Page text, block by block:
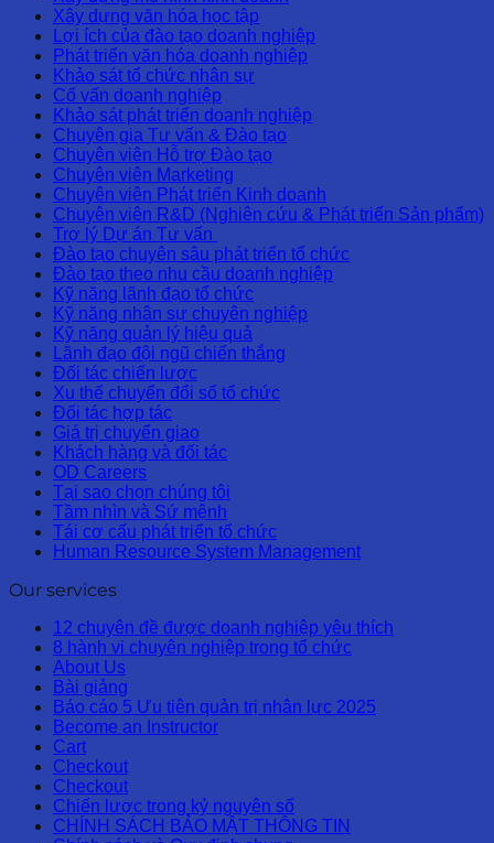
Xây dựng văn hóa học tập
Lợi ích của đào tạo doanh nghiệp
Phát triển văn hóa doanh nghiệp
Khảo sát tổ chức nhân sự
Cố vấn doanh nghiệp
Khảo sát phát triển doanh nghiệp
Chuyên gia Tư vấn & Đào tạo
Chuyên viên Hỗ trợ Đào tạo
Chuyên viên Marketing
Chuyên viên Phát triển Kinh doanh
Chuyên viên R&D (Nghiên cứu & Phát triển Sản phẩm)
Trợ lý Dự án Tư vấn
Đào tạo chuyên sâu phát triển tổ chức
Đào tạo theo nhu cầu doanh nghiệp
Kỹ năng lãnh đạo tổ chức
Kỹ năng nhân sự chuyên nghiệp
Kỹ năng quản lý hiệu quả
Lãnh đạo đội ngũ chiến thắng
Đối tác chiến lược
Xu thế chuyển đổi số tổ chức
Đối tác hợp tác
Giá trị chuyển giao
Khách hàng và đối tác
OD Careers
Tại sao chọn chúng tôi
Tầm nhìn và Sứ mệnh
Tái cơ cấu phát triển tổ chức
Human Resource System Management
Our services
12 chuyên đề được doanh nghiệp yêu thích
8 hành vi chuyên nghiệp trong tổ chức
About Us
Bài giảng
Báo cáo 5 Ưu tiên quản trị nhân lực 2025
Become an Instructor
Cart
Checkout
Checkout
Chiến lược trong kỷ nguyên số
CHÍNH SÁCH BẢO MẬT THÔNG TIN